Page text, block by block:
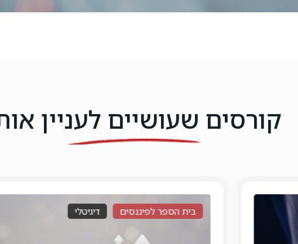
קורסים שעושיים לעניין
בית הספר לפיננסים דיגיטלי